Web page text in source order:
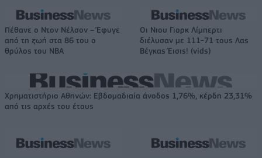
Πέθανε ο Ντον Νέλσον – Έφυγε
από τη ζωή στα 86 του ο
θρύλος του NBA
Οι Νιου Γιορκ Λίμπερτι
διέλυσαν με 111-71 τους Λας
Βέγκας Έισις! (vids)
Χρηματιστήριο Αθηνών: Εβδομαδιαία άνοδος 1,76%, κέρδη 23,31%
από τις αρχές του έτους